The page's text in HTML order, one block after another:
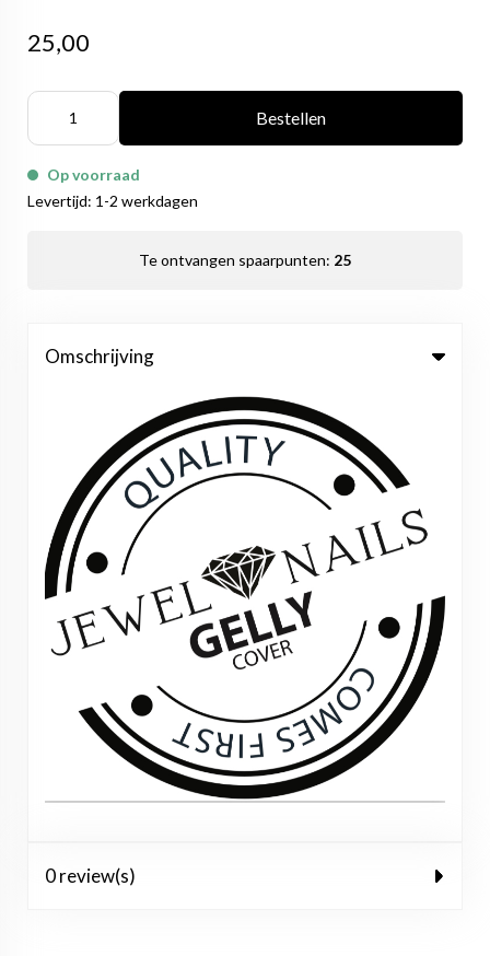
25,00
Bestellen
Op voorraad
Levertijd: 1-2 werkdagen
Te ontvangen spaarpunten: 25
Omschrijving
0 review(s)